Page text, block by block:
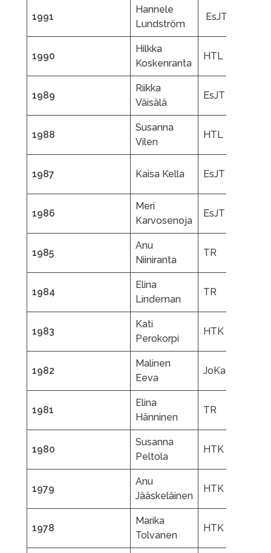
1991
Hannele
Lundström
EsJT
1990
Hilkka
Koskenranta
HTL
1989
Riikka
Väisälä
EsJT
1988
Susanna
Vilen
HTL
1987 Kaisa Kella EsJT
1986
Meri
Karvosenoja
EsJT
1985
Anu
Niiniranta
TR
1984
Elina
Lindeman
TR
1983
Kati
Perokorpi
HTK
1982
Malinen
Eeva
JoKa
1981
Elina
Hänninen
TR
1980
Susanna
Peltola
HTK
1979
Anu
Jääskeläinen
HTK
1978
Marika
Tolvanen
HTK